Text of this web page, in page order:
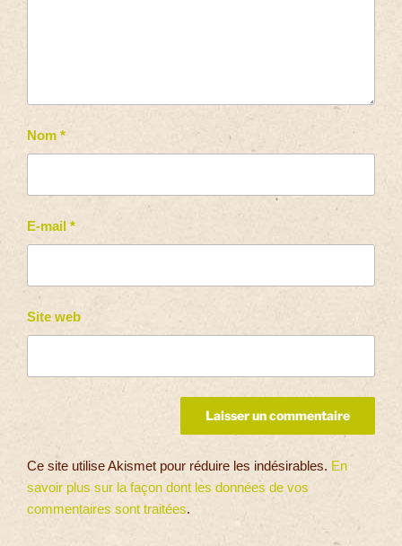
Nom *
E-mail *
Site web
Ce site utilise Akismet pour réduire les indésirables. En
savoir plus sur la façon dont les données de vos
commentaires sont traitées.